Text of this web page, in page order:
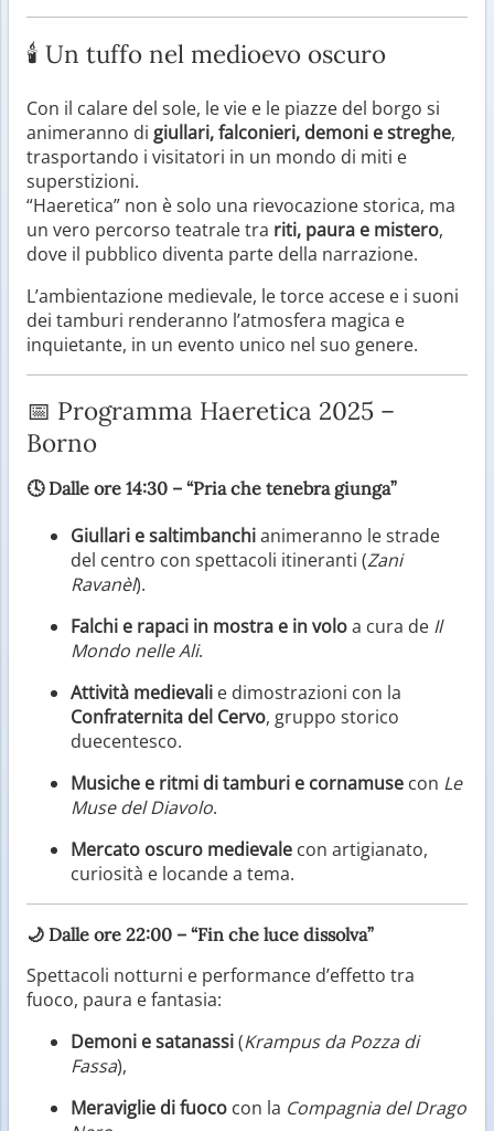
🕯️ Un tuffo nel medioevo oscuro
Con il calare del sole, le vie e le piazze del borgo si
animeranno di giullari, falconieri, demoni e streghe,
trasportando i visitatori in un mondo di miti e
superstizioni.
“Haeretica” non è solo una rievocazione storica, ma
un vero percorso teatrale tra riti, paura e mistero,
dove il pubblico diventa parte della narrazione.
L’ambientazione medievale, le torce accese e i suoni
dei tamburi renderanno l’atmosfera magica e
inquietante, in un evento unico nel suo genere.
📅 Programma Haeretica 2025 –
Borno
🕓 Dalle ore 14:30 – “Pria che tenebra giunga”
Giullari e saltimbanchianimeranno le strade
del centro con spettacoli itineranti (Zani
Ravanèl).
Falchi e rapaci in mostra e in voloa cura de Il
Mondo nelle Ali.
Attività medievali e dimostrazioni con la
Confraternita del Cervo, gruppo storico
duecentesco.
Musiche e ritmi di tamburi e cornamuse con Le
Muse del Diavolo.
Mercato oscuro medievale con artigianato,
curiosità e locande a tema.
🌙 Dalle ore 22:00 – “Fin che luce dissolva”
Spettacoli notturni e performance d’effetto tra
fuoco, paura e fantasia:
Demoni e satanassi(Krampus da Pozza di
Fassa),
Meraviglie di fuoco con la Compagnia del Drago